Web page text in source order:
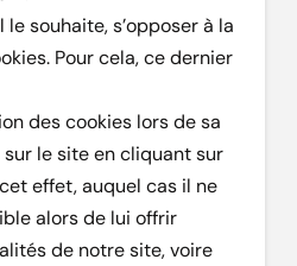
le souhaite, s’opposer à la
Pour cela, ce dernier
des cookies lors de sa
le site en cliquant sur
effet, auquel cas il ne
alors de lui offrir
de notre site, voire